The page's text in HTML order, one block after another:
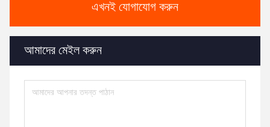
এখনই যোগাযোগ করুন
আমাদের মেইল ​​করুন